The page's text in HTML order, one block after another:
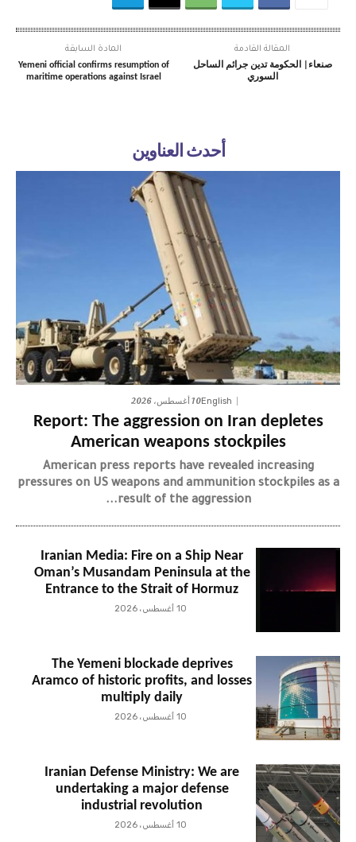
المادة السابقة
Yemeni official confirms resumption of
maritime operations against Israel
المقالة القادمة
صنعاء| الحكومة تدين جرائم الساحل
السوري
أحدث العناوين
English10 أغسطس، 2026
Report: The aggression on Iran depletes
American weapons stockpiles
American press reports have revealed increasing
pressures on US weapons and ammunition stockpiles as a
result of the aggression...
Iranian Media: Fire on a Ship Near
Oman’s Musandam Peninsula at the
Entrance to the Strait of Hormuz
10 أغسطس، 2026
The Yemeni blockade deprives
Aramco of historic profits, and losses
multiply daily
10 أغسطس، 2026
Iranian Defense Ministry: We are
undertaking a major defense
industrial revolution
10 أغسطس، 2026